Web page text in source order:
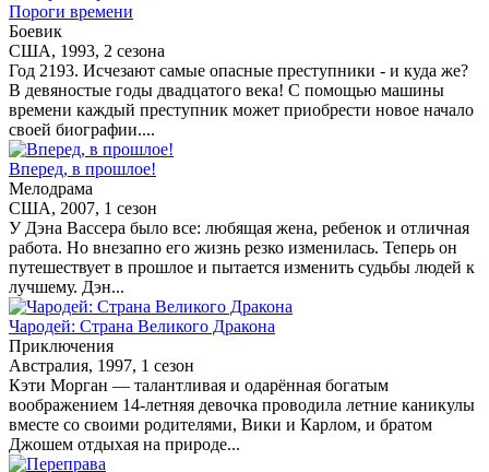
Пороги времени
Боевик
США, 1993, 2 сезона
Год 2193. Исчезают самые опасные преступники - и куда же?
В девяностые годы двадцатого века! С помощью машины
времени каждый преступник может приобрести новое начало
своей биографии....
Вперед, в прошлое!
Мелодрама
США, 2007, 1 сезон
У Дэна Вассера было все: любящая жена, ребенок и отличная
работа. Но внезапно его жизнь резко изменилась. Теперь он
путешествует в прошлое и пытается изменить судьбы людей к
лучшему. Дэн...
Чародей: Страна Великого Дракона
Приключения
Австралия, 1997, 1 сезон
Кэти Морган — талантливая и одарённая богатым
воображением 14-летняя девочка проводила летние каникулы
вместе со своими родителями, Вики и Карлом, и братом
Джошем отдыхая на природе...